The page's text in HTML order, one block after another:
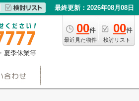
最終更新：2026年08月08日
00件
最近見た物件
00件
検討リスト
夏季休業等